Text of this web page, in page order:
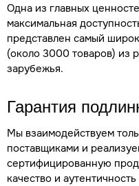
Одна из главных
максимальная
представлен самый
(около 3000 товаров) из
зарубежья.
Гарантия
Мы взаимодействуем
поставщиками и
сертифицированную
качество и